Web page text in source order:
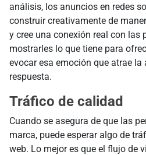
análisis, los anuncios en redes
construir creativamente de
y cree una conexión real con las
mostrarles lo que tiene para
evocar esa emoción que atrae
respuesta.
Tráfico de calidad
Cuando se asegura de que las
marca, puede esperar algo de
web. Lo mejor es que el flujo de